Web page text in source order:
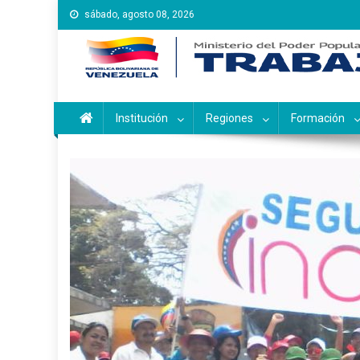
Saltar
al
contenido
sábado, agosto 08, 2026
Instituto Nacional de
Inces
Institución Regiones Formación